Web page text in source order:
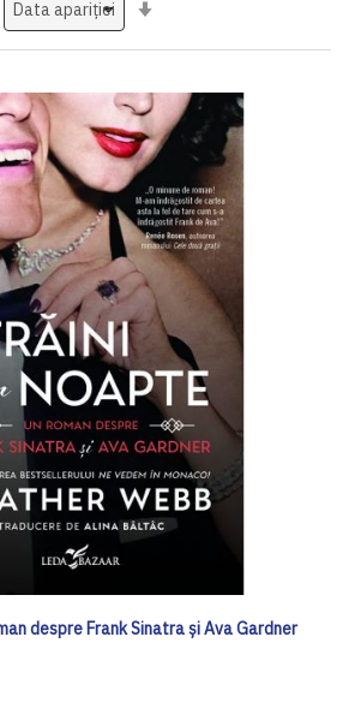
despre Frank Sinatra și Ava Gardner